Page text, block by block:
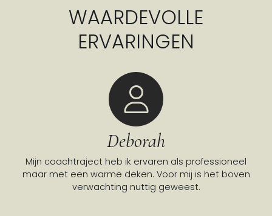
WAARDEVOLLE
ERVARINGEN
Deborah
Mijn coachtraject heb ik ervaren als professioneel
maar met een warme deken. Voor mij is het boven
verwachting nuttig geweest.